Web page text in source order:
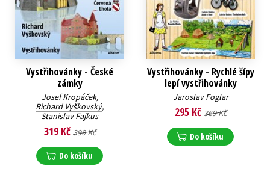
Vystřihovánky - České
zámky
Josef Kropáček,
Richard Vyškovský,
Stanislav Fajkus
319 Kč 399 Kč
Do košíku
Vystřihovánky - Rychlé šípy
lepí vystřihovánky
Jaroslav Foglar
295 Kč 369 Kč
Do košíku